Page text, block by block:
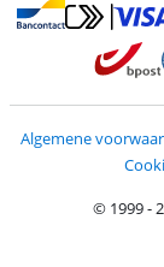
Betalen metBetalen met
Algemene
© 1999 -